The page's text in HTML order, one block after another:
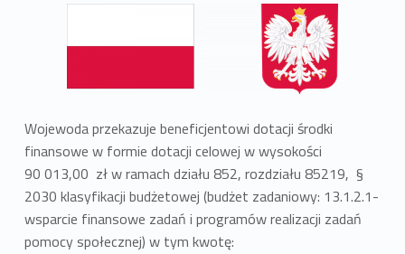
Wojewoda przekazuje beneficjentowi dotacji środki
finansowe w formie dotacji celowej w wysokości
90 013,00 zł w ramach działu 852, rozdziału 85219, §
2030 klasyfikacji budżetowej (budżet zadaniowy: 13.1.2.1-
wsparcie finansowe zadań i programów realizacji zadań
pomocy społecznej) w tym kwotę: